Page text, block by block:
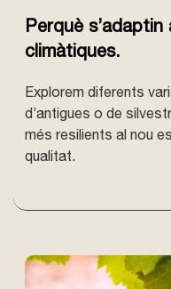
Perquè
climàtiques.
Explorem diferents
d’antigues o de
més resilients al nou
qualitat.